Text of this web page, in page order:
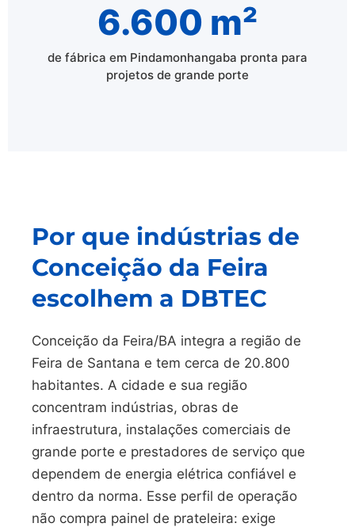
6.600 m²
de fábrica em Pindamonhangaba pronta para
projetos de grande porte
Por que indústrias de
Conceição da Feira
escolhem a DBTEC
Conceição da Feira/BA integra a região de
Feira de Santana e tem cerca de 20.800
habitantes. A cidade e sua região
concentram indústrias, obras de
infraestrutura, instalações comerciais de
grande porte e prestadores de serviço que
dependem de energia elétrica confiável e
dentro da norma. Esse perfil de operação
não compra painel de prateleira: exige